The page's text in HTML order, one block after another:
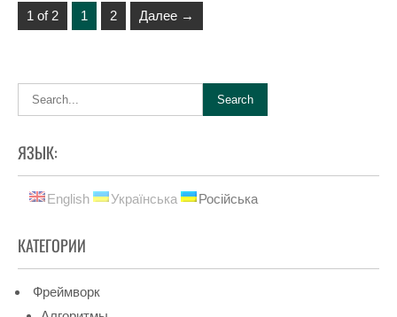
1 of 2 1 2 Далее →
ЯЗЫК:
English Українська Російська
КАТЕГОРИИ
Фреймворк